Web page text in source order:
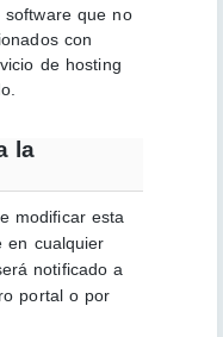
software que no
con
de hosting
la
modificar esta
en cualquier
notificado a
portal o por